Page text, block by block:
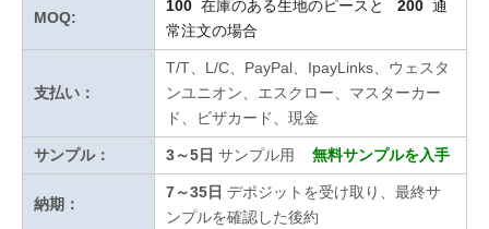
MOQ:
100 在庫のある生地のピースと 200 通
常注文の場合
支払い：
T/T、L/C、PayPal、IpayLinks、ウェスタ
ンユニオン、エスクロー、マスターカー
ド、ビザカード、現金
サンプル： 3～5日 サンプル用 無料サンプルを入手
納期：
7～35日 デポジットを受け取り、最終サ
ンプルを確認した後約